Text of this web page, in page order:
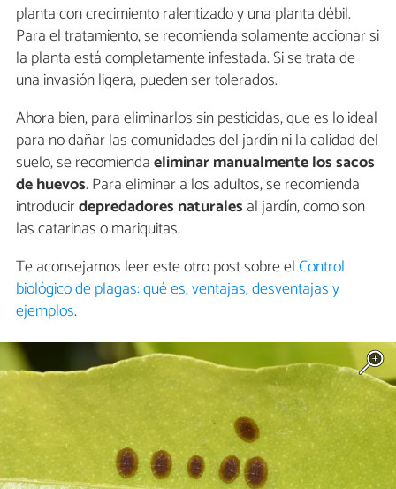
planta con crecimiento ralentizado y una planta débil.
Para el tratamiento, se recomienda solamente accionar si
la planta está completamente infestada. Si se trata de
una invasión ligera, pueden ser tolerados.
Ahora bien, para eliminarlos sin pesticidas, que es lo ideal
para no dañar las comunidades del jardín ni la calidad del
suelo, se recomiendaeliminar manualmente los sacos
de huevos. Para eliminar a los adultos, se recomienda
introducirdepredadores naturales al jardín, como son
las catarinas o mariquitas.
Te aconsejamos leer este otro post sobre elControl
biológico de plagas: qué es, ventajas, desventajas y
ejemplos.